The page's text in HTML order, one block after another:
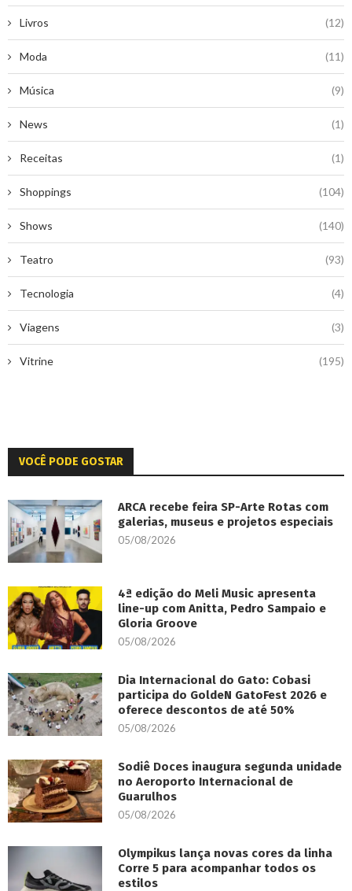
Livros (12)
Moda (11)
Música (9)
News (1)
Receitas (1)
Shoppings (104)
Shows (140)
Teatro (93)
Tecnologia (4)
Viagens (3)
Vitrine (195)
VOCÊ PODE GOSTAR
ARCA recebe feira SP-Arte Rotas com
galerias, museus e projetos especiais
05/08/2026
4ª edição do Meli Music apresenta
line-up com Anitta, Pedro Sampaio e
Gloria Groove
05/08/2026
Dia Internacional do Gato: Cobasi
participa do GoldeN GatoFest 2026 e
oferece descontos de até 50%
05/08/2026
Sodiê Doces inaugura segunda unidade
no Aeroporto Internacional de
Guarulhos
05/08/2026
Olympikus lança novas cores da linha
Corre 5 para acompanhar todos os
estilos